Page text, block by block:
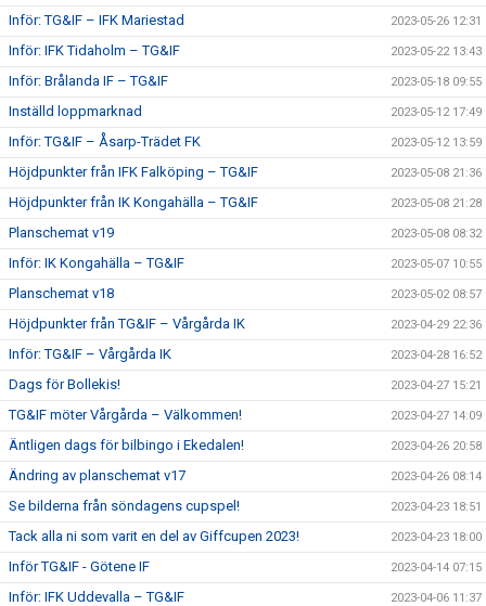
Inför: TG&IF – IFK Mariestad 2023-05-26 12:31
Inför: IFK Tidaholm – TG&IF 2023-05-22 13:43
Inför: Brålanda IF – TG&IF 2023-05-18 09:55
Inställd loppmarknad 2023-05-12 17:49
Inför: TG&IF – Åsarp-Trädet FK 2023-05-12 13:59
Höjdpunkter från IFK Falköping – TG&IF 2023-05-08 21:36
Höjdpunkter från IK Kongahälla – TG&IF 2023-05-08 21:28
Planschemat v19 2023-05-08 08:32
Inför: IK Kongahälla – TG&IF 2023-05-07 10:55
Planschemat v18 2023-05-02 08:57
Höjdpunkter från TG&IF – Vårgårda IK 2023-04-29 22:36
Inför: TG&IF – Vårgårda IK 2023-04-28 16:52
Dags för Bollekis! 2023-04-27 15:21
TG&IF möter Vårgårda – Välkommen! 2023-04-27 14:09
Äntligen dags för bilbingo i Ekedalen! 2023-04-26 20:58
Ändring av planschemat v17 2023-04-26 08:14
Se bilderna från söndagens cupspel! 2023-04-23 18:51
Tack alla ni som varit en del av Giffcupen 2023! 2023-04-23 18:00
Inför TG&IF - Götene IF 2023-04-14 07:15
Inför: IFK Uddevalla – TG&IF 2023-04-06 11:37